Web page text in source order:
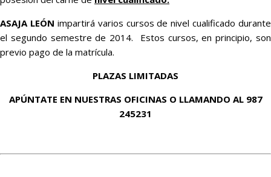
ASAJA LEÓN impartirá varios cursos de nivel cualificado durante
el segundo semestre de 2014. Estos cursos, en principio, son
previo pago de la matrícula.
PLAZAS LIMITADAS
APÚNTATE EN NUESTRAS OFICINAS O LLAMANDO AL 987
245231